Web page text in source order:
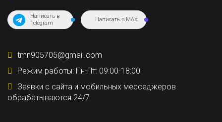
Написать в
Telegram
Написать в MAX
tmn905705@gmail.com
Режим работы: Пн-Пт: 09:00-18:00
Заявки с сайта и мобильных месседжеров
обрабатываются 24/7